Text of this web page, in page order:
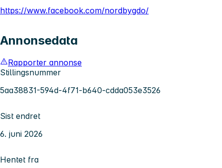
https://www.facebook.com/nordbygdo/
Annonsedata
Rapporter annonse
Stillingsnummer
5aa38831-594d-4f71-b640-cdda053e3526
Sist endret
6. juni 2026
Hentet fra